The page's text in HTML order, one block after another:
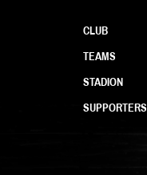
CLUB
TEAMS
STADION
SUPPORTERS